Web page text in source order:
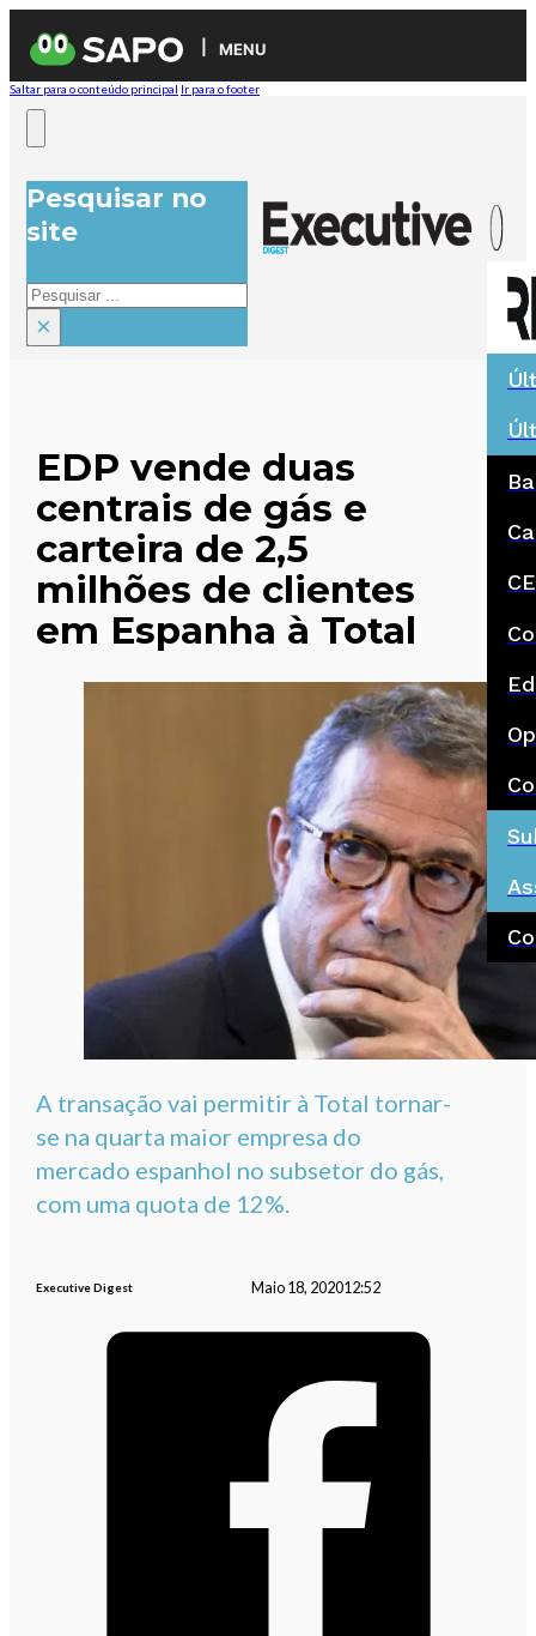
MENU
Saltar para o conteúdo principal Ir para o footer
Pesquisar no
site
Pesquisar
×
EDP vende duas
centrais de gás e
carteira de 2,5
milhões de clientes
em Espanha à Total
A transação vai permitir à Total tornar-
se na quarta maior empresa do
mercado espanhol no subsetor do gás,
com uma quota de 12%.
Executive Digest Maio 18, 202012:52